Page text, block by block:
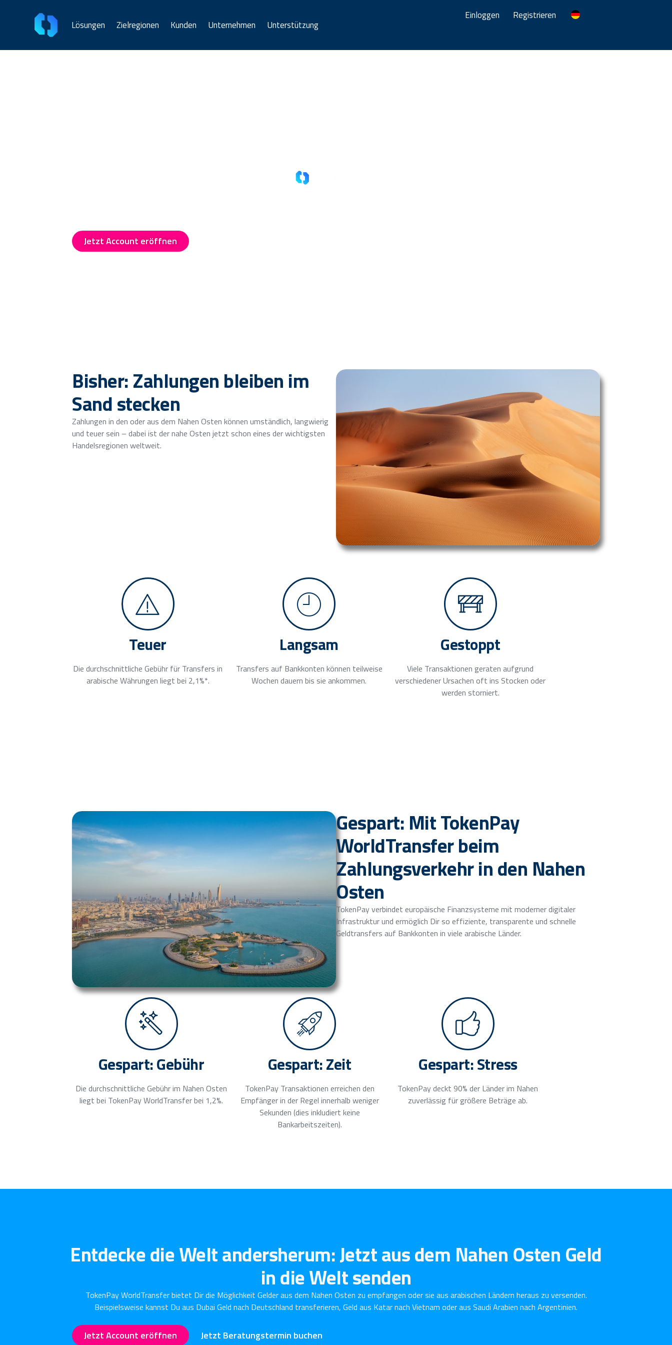
Lösungen Zielregionen Kunden Unternehmen Unterstützung
Einloggen Registrieren
Jetzt Account eröffnen
Bisher: Zahlungen bleiben im
Sand stecken
Zahlungen in den oder aus dem Nahen Osten können umständlich, langwierig
und teuer sein – dabei ist der nahe Osten jetzt schon eines der wichtigsten
Handelsregionen weltweit.
Teuer
Die durchschnittliche Gebühr für Transfers in
arabische Währungen liegt bei 2,1%*.
Langsam
Transfers auf Bankkonten können teilweise
Wochen dauern bis sie ankommen.
Gestoppt
Viele Transaktionen geraten aufgrund
verschiedener Ursachen oft ins Stocken oder
werden storniert.
Gespart: Mit TokenPay
WorldTransfer beim
Zahlungsverkehr in den Nahen
Osten
TokenPay verbindet europäische Finanzsysteme mit moderner digitaler
Infrastruktur und ermöglich Dir so effiziente, transparente und schnelle
Geldtransfers auf Bankkonten in viele arabische Länder.
Gespart: Gebühr
Die durchschnittliche Gebühr im Nahen Osten
liegt bei TokenPay WorldTransfer bei 1,2%.
Gespart: Zeit
TokenPay Transaktionen erreichen den
Empfänger in der Regel innerhalb weniger
Sekunden (dies inkludiert keine
Bankarbeitszeiten).
Gespart: Stress
TokenPay deckt 90% der Länder im Nahen
zuverlässig für größere Beträge ab.
Entdecke die Welt andersherum: Jetzt aus dem Nahen Osten Geld
in die Welt senden
TokenPay WorldTransfer bietet Dir die Möglichkeit Gelder aus dem Nahen Osten zu empfangen oder sie aus arabischen Ländern heraus zu versenden.
Beispielsweise kannst Du aus Dubai Geld nach Deutschland transferieren, Geld aus Katar nach Vietnam oder aus Saudi Arabien nach Argentinien.
Jetzt Account eröffnen Jetzt Beratungstermin buchen